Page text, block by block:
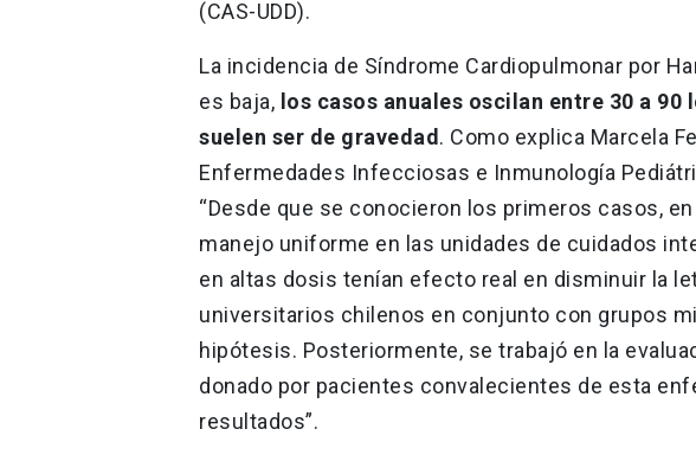
(CAS-UDD).
La incidencia de Síndrome Cardiopulmonar por
es baja, los casos anuales oscilan entre 30 a
suelen ser de gravedad . Como explica Marcela
Enfermedades Infecciosas e Inmunología
“Desde que se conocieron los primeros casos,
manejo uniforme en las unidades de cuidados
en altas dosis tenían efecto real en disminuir la
universitarios chilenos en conjunto con grupos
hipótesis. Posteriormente, se trabajó en la
donado por pacientes convalecientes de esta
resultados”.